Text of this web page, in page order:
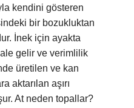
kendini gösteren
bir bozukluktan
İnek için ayakta
gelir ve verimlilik
üretilen ve kan
aktarılan aşırı
At neden topallar?